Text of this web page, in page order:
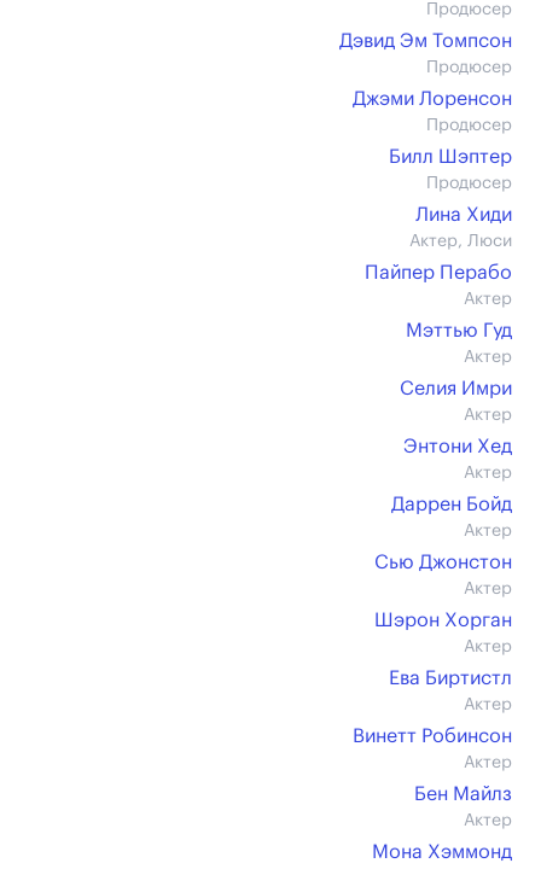
Продюсер
Дэвид Эм Томпсон
Продюсер
Джэми Лоренсон
Продюсер
Билл Шэптер
Продюсер
Лина Хиди
Актер, Люси
Пайпер Перабо
Актер
Мэттью Гуд
Актер
Селия Имри
Актер
Энтони Хед
Актер
Даррен Бойд
Актер
Сью Джонстон
Актер
Шэрон Хорган
Актер
Ева Биртистл
Актер
Винетт Робинсон
Актер
Бен Майлз
Актер
Мона Хэммонд